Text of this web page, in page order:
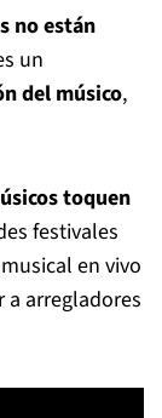
no están
un
del músico,
toquen
festivales
en vivo
a arregladores